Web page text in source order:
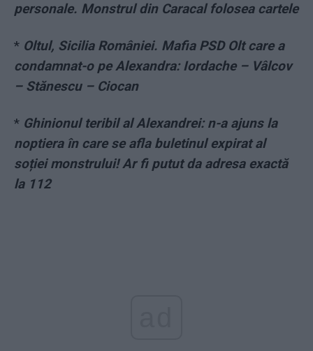
personale. Monstrul din Caracal folosea cartele
* Oltul, Sicilia României. Mafia PSD Olt care a
condamnat-o pe Alexandra: Iordache – Vâlcov
– Stănescu – Ciocan
* Ghinionul teribil al Alexandrei: n-a ajuns la
noptiera în care se afla buletinul expirat al
soției monstrului! Ar fi putut da adresa exactă
la 112